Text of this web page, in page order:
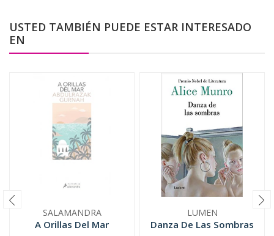
USTED TAMBIÉN PUEDE ESTAR INTERESADO
EN
SALAMANDRA
A Orillas Del Mar
LUMEN
Danza De Las Sombras